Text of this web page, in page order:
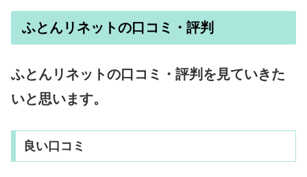
ふとんリネットの口コミ・評判
ふとんリネットの口コミ・評判を見ていきた
いと思います。
良い口コミ